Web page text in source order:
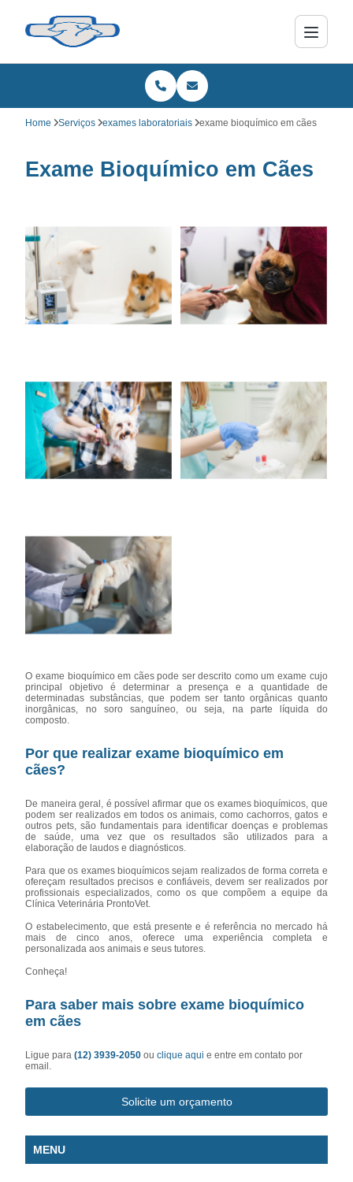
Home Serviços exames laboratoriais exame bioquímico em cães
Exame Bioquímico em Cães
O exame bioquímico em cães pode ser descrito como um exame cujo
principal objetivo é determinar a presença e a quantidade de
determinadas substâncias, que podem ser tanto orgânicas quanto
inorgânicas, no soro sanguíneo, ou seja, na parte líquida do
composto.
Por que realizar exame bioquímico em
cães?
De maneira geral, é possível afirmar que os exames bioquímicos, que
podem ser realizados em todos os animais, como cachorros, gatos e
outros pets, são fundamentais para identificar doenças e problemas
de saúde, uma vez que os resultados são utilizados para a
elaboração de laudos e diagnósticos.
Para que os exames bioquímicos sejam realizados de forma correta e
ofereçam resultados precisos e confiáveis, devem ser realizados por
profissionais especializados, como os que compõem a equipe da
Clínica Veterinária ProntoVet.
O estabelecimento, que está presente e é referência no mercado há
mais de cinco anos, oferece uma experiência completa e
personalizada aos animais e seus tutores.
Conheça!
Para saber mais sobre exame bioquímico
em cães
Ligue para(12) 3939-2050ouclique aqui e entre em contato por
email.
Solicite um orçamento
MENU